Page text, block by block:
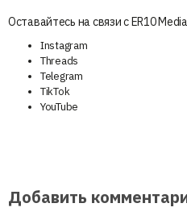
Оставайтесь на связи с ER10
Instagram
Threads
Telegram
TikTok
YouTube
Добавить